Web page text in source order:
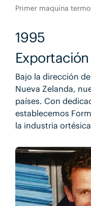
Primer maquina
1995
Bajo la dirección
Nueva Zelanda,
países. Con
establecemos
la industria